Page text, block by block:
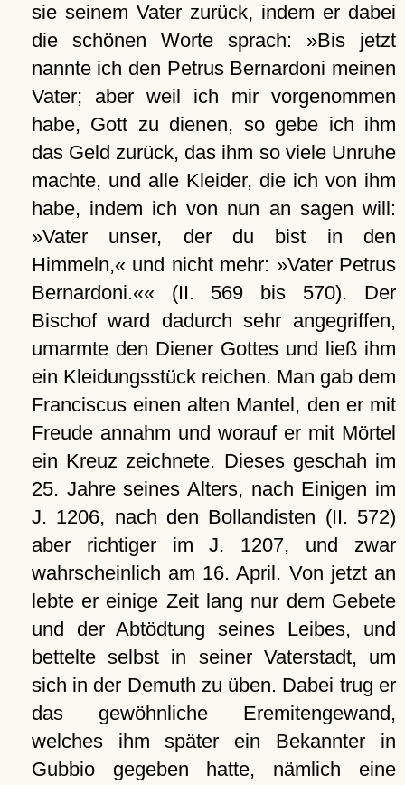
sie seinem Vater zurück, indem er dabei
die schönen Worte sprach: »Bis jetzt
nannte ich den Petrus Bernardoni meinen
Vater; aber weil ich mir vorgenommen
habe, Gott zu dienen, so gebe ich ihm
das Geld zurück, das ihm so viele Unruhe
machte, und alle Kleider, die ich von ihm
habe, indem ich von nun an sagen will:
»Vater unser, der du bist in den
Himmeln,« und nicht mehr: »Vater Petrus
Bernardoni.«« (II. 569 bis 570). Der
Bischof ward dadurch sehr angegriffen,
umarmte den Diener Gottes und ließ ihm
ein Kleidungsstück reichen. Man gab dem
Franciscus einen alten Mantel, den er mit
Freude annahm und worauf er mit Mörtel
ein Kreuz zeichnete. Dieses geschah im
25. Jahre seines Alters, nach Einigen im
J. 1206, nach den Bollandisten (II. 572)
aber richtiger im J. 1207, und zwar
wahrscheinlich am 16. April. Von jetzt an
lebte er einige Zeit lang nur dem Gebete
und der Abtödtung seines Leibes, und
bettelte selbst in seiner Vaterstadt, um
sich in der Demuth zu üben. Dabei trug er
das gewöhnliche Eremitengewand,
welches ihm später ein Bekannter in
Gubbio gegeben hatte, nämlich eine